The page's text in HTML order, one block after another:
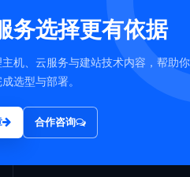
务选择更有依据
机、云服务与建站技术内容，帮助你
选型与部署。
合作咨询